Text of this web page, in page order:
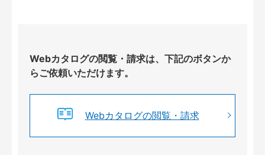
Webカタログの閲覧・請求は、下記のボタンか
らご依頼いただけます。
Webカタログの閲覧・請求